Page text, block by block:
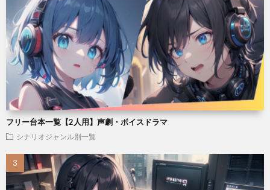
フリー台本一覧【2人用】声劇・ボイスドラマ
シナリオジャンル別一覧